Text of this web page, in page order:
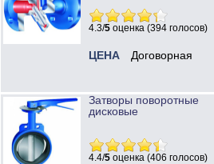
4.3/5 оценка (394 голосов)
ЦЕНА Договорная
Затворы поворотные
дисковые
4.4/5 оценка (406 голосов)